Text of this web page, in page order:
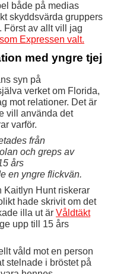
både på medias
skyddsvärda gruppers
Först av allt vill jag
Expressen valt.
med yngre tjej
syn på
verket om Florida,
mot relationer. Det är
vill använda det
varför.
från
och greps av
års
en yngre flickvän.
Kaitlyn Hunt riskerar
hade skrivit om det
illa ut är Våldtäkt
upp till 15 års
våld mot en person
stelnade i bröstet på